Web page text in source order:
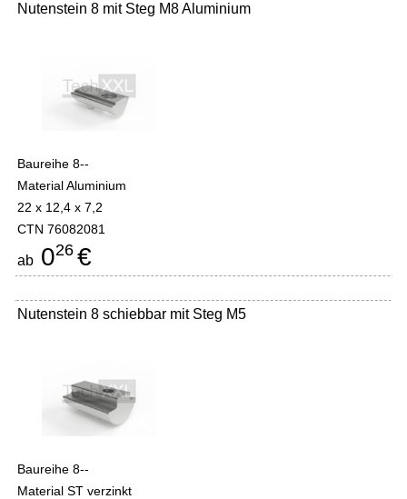
Nutenstein 8 mit Steg M8 Aluminium
Baureihe 8--
Material Aluminium
22 x 12,4 x 7,2
CTN 76082081
ab 026 €
Nutenstein 8 schiebbar mit Steg M5
Baureihe 8--
Material ST verzinkt